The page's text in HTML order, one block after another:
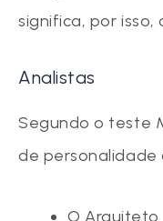
significa, por isso,
Analistas
Segundo o teste
de personalidade
O Arquiteto